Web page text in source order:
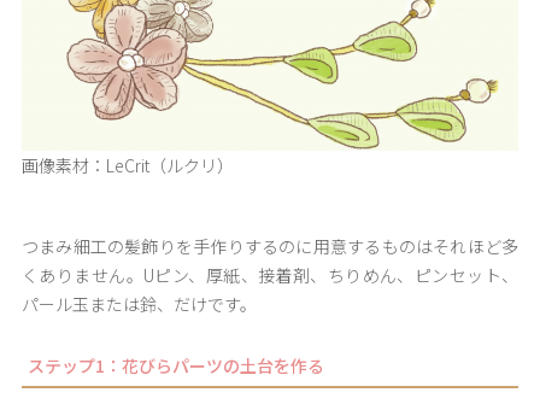
画像素材：LeCrit（ルクリ）
つまみ細工の髪飾りを手作りするのに用意するものはそれほど多
くありません。Uピン、厚紙、接着剤、ちりめん、ピンセット、
パール玉または鈴、だけです。
ステップ1：花びらパーツの土台を作る